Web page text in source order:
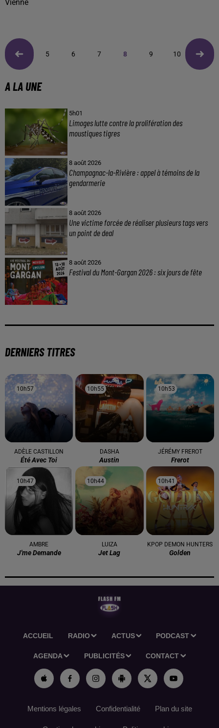
Vienne
5 6 7 8 9 10 11
A LA UNE
5h01
Limoges lutte contre la prolifération des
moustiques tigres
8 août 2026
Champagnac-la-Rivière : appel à témoins de la
gendarmerie
8 août 2026
Une victime forcée de réaliser plusieurs tags vers
un point de deal
8 août 2026
Festival du Mont-Gargan 2026 : six jours de fête
DERNIERS TITRES
10h57
10h57
ADÈLE CASTILLON
Été Avec Toi
10h55
10h55
DASHA
Austin
10h53
10h53
JÉRÉMY FREROT
Frerot
10h47
10h47
AMBRE
J'me Demande
10h44
10h44
LUIZA
Jet Lag
10h41
10h41
KPOP DEMON HUNTERS
Golden
ACCUEIL RADIO ACTUS PODCAST
AGENDA PUBLICITÉS CONTACT
Mentions légales Confidentialité Plan du site